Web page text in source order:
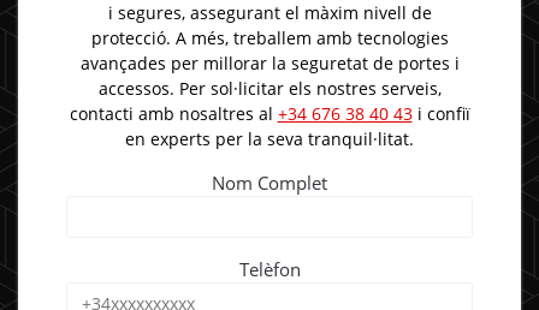
i segures, assegurant el màxim nivell de
protecció. A més, treballem amb tecnologies
avançades per millorar la seguretat de portes i
accessos. Per sol·licitar els nostres serveis,
contacti amb nosaltres al +34 676 38 40 43i confiï
en experts per la seva tranquil·litat.
Nom Complet
Telèfon